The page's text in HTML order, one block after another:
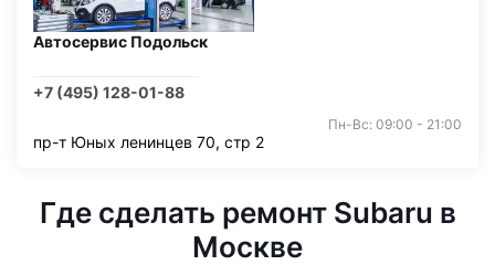
Автосервис Подольск
+7 (495) 128-01-88
Пн-Вс: 09:00 - 21:00
пр-т Юных ленинцев 70, стр 2
Где сделать ремонт Subaru в
Москве